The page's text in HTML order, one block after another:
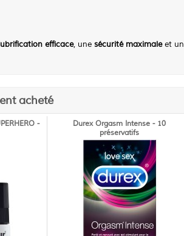
efficace, une sécurité maximaleet un
acheté
-
Durex Orgasm Intense - 10
préservatifs